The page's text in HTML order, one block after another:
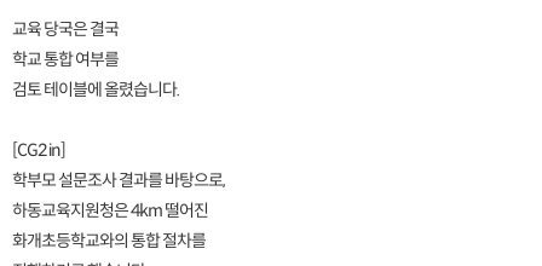
교육 당국은 결국
학교 통합 여부를
검토 테이블에 올렸습니다.
[CG2 in]
학부모 설문조사 결과를 바탕으로,
하동교육지원청은 4km 떨어진
화개초등학교와의 통합 절차를